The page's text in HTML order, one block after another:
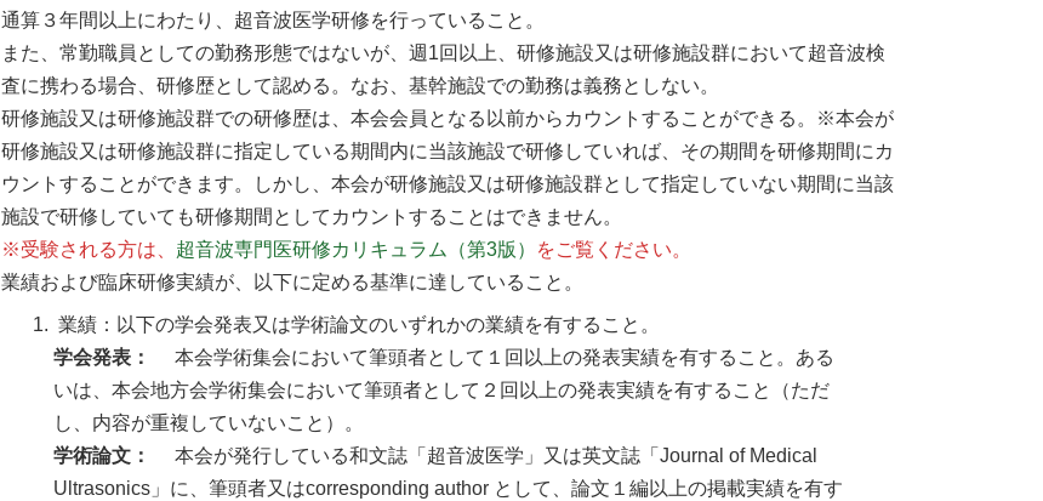
通算３年間以上にわたり、超音波医学研修を行っていること。
また、常勤職員としての勤務形態ではないが、週1回以上、研修施設又は研修施設群において超音波検
査に携わる場合、研修歴として認める。なお、基幹施設での勤務は義務としない。
研修施設又は研修施設群での研修歴は、本会会員となる以前からカウントすることができる。※本会が
研修施設又は研修施設群に指定している期間内に当該施設で研修していれば、その期間を研修期間にカ
ウントすることができます。しかし、本会が研修施設又は研修施設群として指定していない期間に当該
施設で研修していても研修期間としてカウントすることはできません。
※受験される方は、 超音波専門医研修カリキュラム（第3版）
をご覧ください。
業績および臨床研修実績が、以下に定める基準に達していること。
業績：以下の学会発表又は学術論文のいずれかの業績を有すること。
学会発表： 本会学術集会において筆頭者として１回以上の発表実績を有すること。ある
いは、本会地方会学術集会において筆頭者として２回以上の発表実績を有すること（ただ
し、内容が重複していないこと）。
学術論文：
本会が発行している和文誌「超音波医学」又は英文誌「Journal of Medical
Ultrasonics」に、筆頭者又はcorresponding author として、論文１編以上の掲載実績を有す